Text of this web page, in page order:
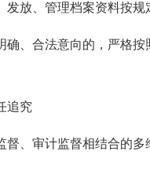
、管理档案资料按规
合法意向的，严格按
追究
、审计监督相结合的多